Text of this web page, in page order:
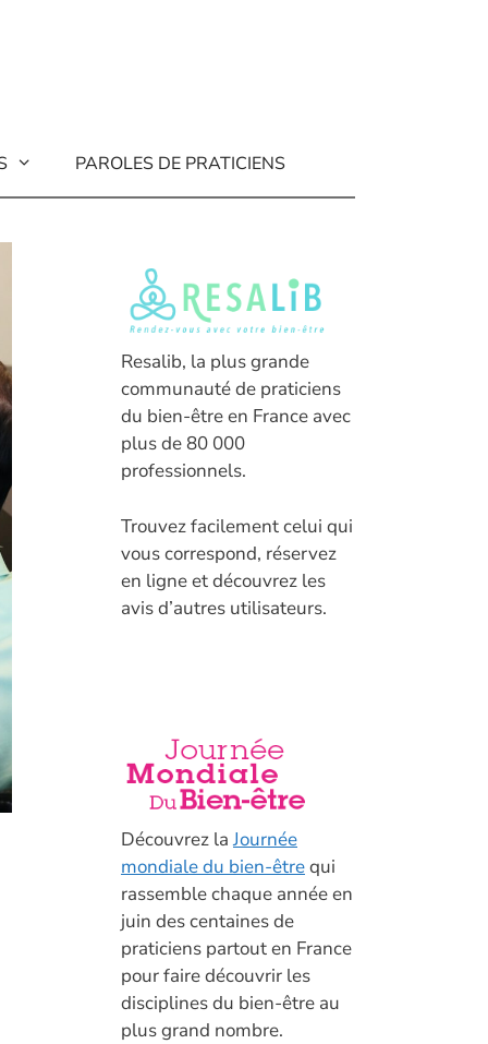
PAROLES DE PRATICIENS
Resalib, la plus grande
communauté de praticiens
du bien-être en France avec
plus de 80 000
professionnels.
Trouvez facilement celui qui
vous correspond, réservez
en ligne et découvrez les
avis d’autres utilisateurs.
Découvrez laJournée
mondiale du bien-êtrequi
rassemble chaque année en
juin des centaines de
praticiens partout en France
pour faire découvrir les
disciplines du bien-être au
plus grand nombre.